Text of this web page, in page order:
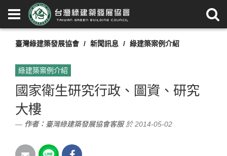
臺灣綠建築發展協會 新聞訊息 綠建築案例介紹
綠建築案例介紹
國家衛生研究行政、圖資、研究
大樓
作者： 臺灣綠建築發展協會客服於 2014-05-02